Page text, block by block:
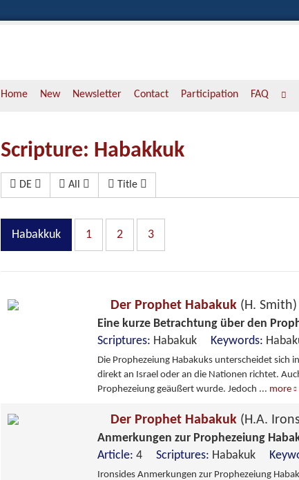
Home New Newsletter Contact Participation FAQ
Scripture: Habakkuk
DE All Title
Habakkuk 1 2 3
Der Prophet Habakuk (H. Smith)
Eine kurze Betrachtung über den
Scriptures: Habakuk Keywords:
Die Prophezeiung Habakuks unterscheidet sich
direkt an Israel oder an die Nationen richtet.
Prophezeiung geäußert wurde. Jedoch ... more
Der Prophet Habakuk (H.A.
Anmerkungen zur Prophezeiung
Article: 4 Scriptures: Habakuk
Ironsides Anmerkungen zur Prophezeiung